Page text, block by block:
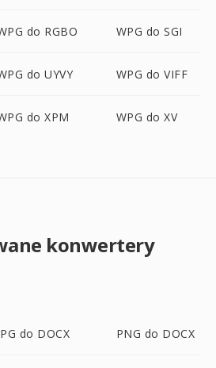
do RGBO WPG do SGI
do UYVY WPG do VIFF
do XPM WPG do XV
konwertery
do DOCX PNG do DOCX